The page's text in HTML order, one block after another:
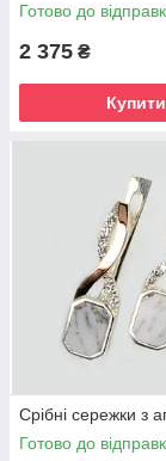
Готово до
2 375 ₴
Купити
Срібні сережки з
Готово до